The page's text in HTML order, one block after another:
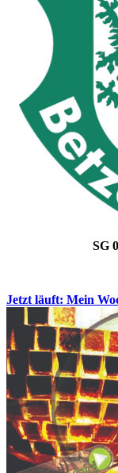
SG
Jetzt läuft: Mein